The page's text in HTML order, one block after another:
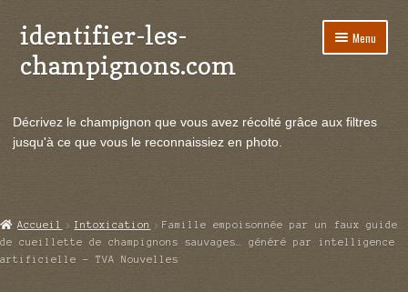
Aller
à
la
Aller
au
contenu
identifier-les-
champignons.com
Menu
le
Actualités
menu
enfant
Echanges et contacts
Ouvrir
le
Mycologie
Décrivez le champignon que vous avez récolté grâce aux filtres
jusqu'à ce que vous le reconnaissiez en photo.
Accueil Intoxication
Famille empoisonnée par un faux guide
de cueillette de champignons sauvages… généré par intelligence
artificielle – TVA Nouvelles